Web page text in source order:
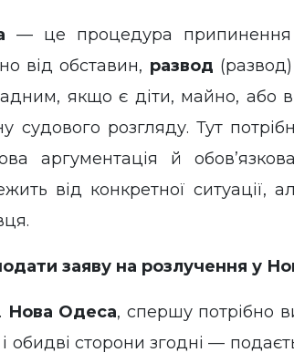
— це процедура припинення
від обставин, развод
якщо є діти, майно, або
розгляду. Тут
аргументація й
від конкретної
заяву на розлучення у
Нова Одеса, спершу потрібно
сторони згодні —